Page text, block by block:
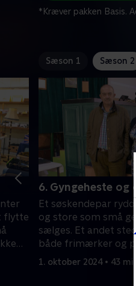
*Kræver pakken Basis.
Sæson 1 Sæson 2
flytte
6. Gyngeheste og
Et søskendepar
og store som små
sælges. Et andet
både frimærker og
med på auktion.
1. oktober 2024 • 43 min